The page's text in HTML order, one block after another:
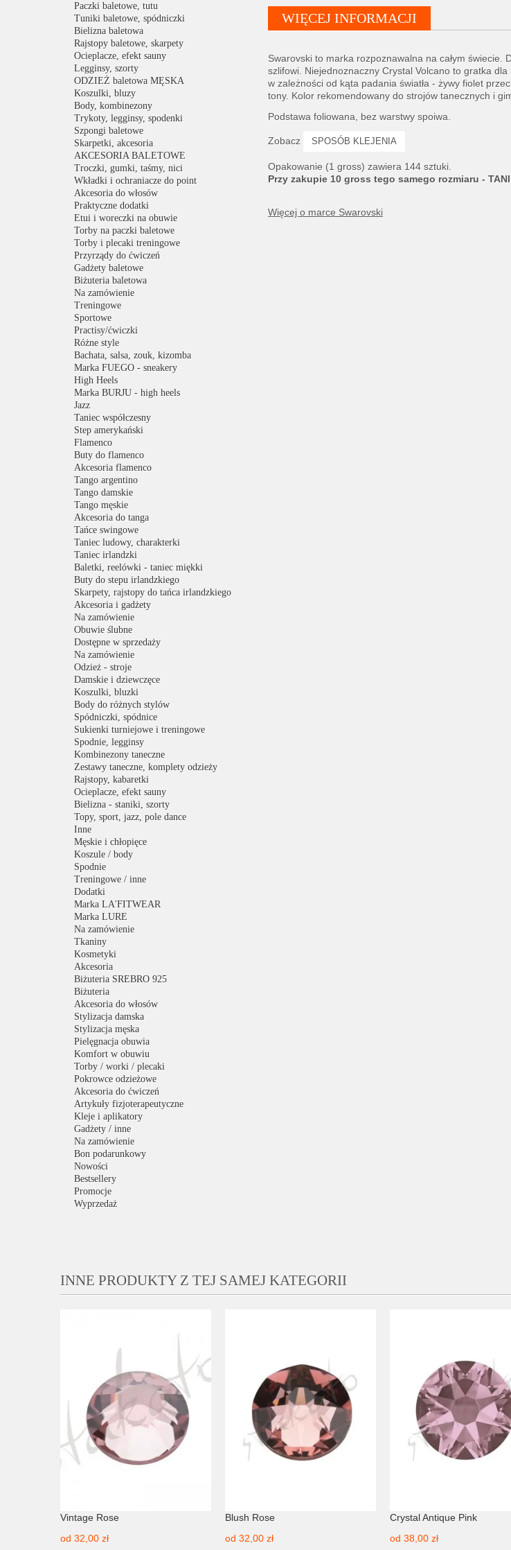
Paczki baletowe, tutu
Tuniki baletowe, spódniczki
Bielizna baletowa
Rajstopy baletowe, skarpety
Ocieplacze, efekt sauny
Legginsy, szorty
ODZIEŻ baletowa MĘSKA
Koszulki, bluzy
Body, kombinezony
Trykoty, legginsy, spodenki
Szpongi baletowe
Skarpetki, akcesoria
AKCESORIA BALETOWE
Troczki, gumki, taśmy, nici
Wkładki i ochraniacze do point
Akcesoria do włosów
Praktyczne dodatki
Etui i woreczki na obuwie
Torby na paczki baletowe
Torby i plecaki treningowe
Przyrządy do ćwiczeń
Gadżety baletowe
Biżuteria baletowa
Na zamówienie
Treningowe
Sportowe
Practisy/ćwiczki
Różne style
Bachata, salsa, zouk, kizomba
Marka FUEGO - sneakery
High Heels
Marka BURJU - high heels
Jazz
Taniec współczesny
Step amerykański
Flamenco
Buty do flamenco
Akcesoria flamenco
Tango argentino
Tango damskie
Tango męskie
Akcesoria do tanga
Tańce swingowe
Taniec ludowy, charakterki
Taniec irlandzki
Baletki, reelówki - taniec miękki
Buty do stepu irlandzkiego
Skarpety, rajstopy do tańca irlandzkiego
Akcesoria i gadżety
Na zamówienie
Obuwie ślubne
Dostępne w sprzedaży
Na zamówienie
Odzież - stroje
Damskie i dziewczęce
Koszulki, bluzki
Body do różnych stylów
Spódniczki, spódnice
Sukienki turniejowe i treningowe
Spodnie, legginsy
Kombinezony taneczne
Zestawy taneczne, komplety odzieży
Rajstopy, kabaretki
Ocieplacze, efekt sauny
Bielizna - staniki, szorty
Topy, sport, jazz, pole dance
Inne
Męskie i chłopięce
Koszule / body
Spodnie
Treningowe / inne
Dodatki
Marka LA'FITWEAR
Marka LURE
Na zamówienie
Tkaniny
Kosmetyki
Akcesoria
Biżuteria SREBRO 925
Biżuteria
Akcesoria do włosów
Stylizacja damska
Stylizacja męska
Pielęgnacja obuwia
Komfort w obuwiu
Torby / worki / plecaki
Pokrowce odzieżowe
Akcesoria do ćwiczeń
Artykuły fizjoterapeutyczne
Kleje i aplikatory
Gadżety / inne
Na zamówienie
Bon podarunkowy
Nowości
Bestsellery
Promocje
Wyprzedaż
WIĘCEJ INFORMACJI
Swarovski to marka rozpoznawalna na całym
szlifowi. Niejednoznaczny Crystal Volcano to gratka
w zależności od kąta padania światła - żywy fiolet
tony. Kolor rekomendowany do strojów tanecznych i
Podstawa foliowana, bez warstwy spoiwa.
Zobacz SPOSÓB KLEJENIA
Opakowanie (1 gross) zawiera 144 sztuki.
Przy zakupie 10 gross tego samego rozmiaru -
Więcej o marce Swarovski
INNE PRODUKTY Z TEJ SAMEJ KATEGORII
Vintage Rose
od 32,00 zł
Blush Rose
od 32,00 zł
Crystal Antique Pink
od 38,00 zł